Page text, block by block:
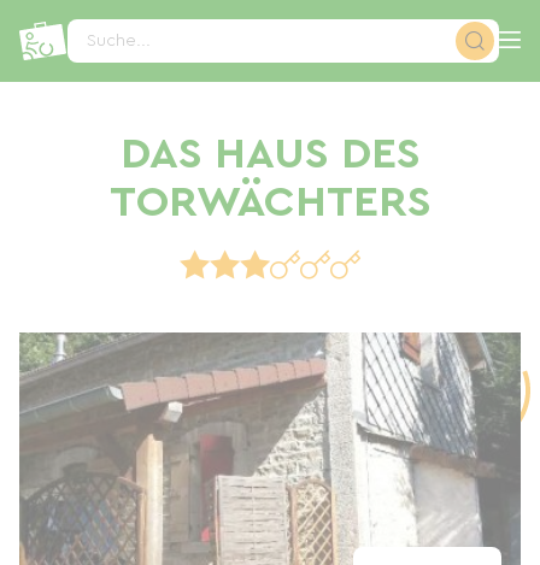
Suche...
DAS HAUS DES
TORWÄCHTERS
Cookie-Einstellungen